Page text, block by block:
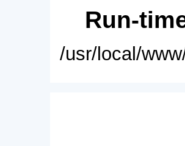
Run-
/usr/local/